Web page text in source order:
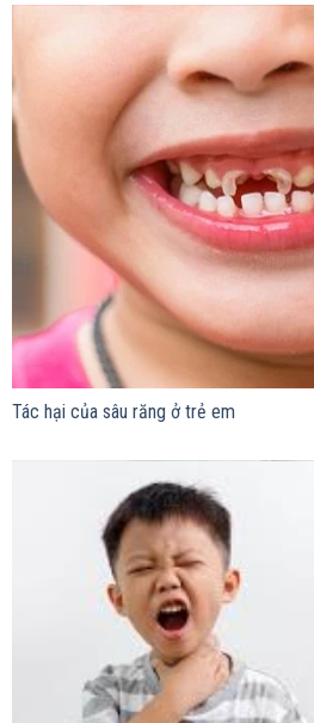
Tác hại của sâu răng ở trẻ em